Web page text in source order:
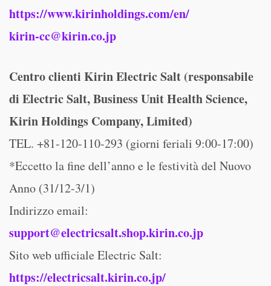
https://www.kirinholdings.com/en/
kirin-cc@kirin.co.jp
Centro clienti Kirin Electric Salt (responsabile
di Electric Salt, Business Unit Health Science,
Kirin Holdings Company, Limited)
TEL. +81-120-110-293 (giorni feriali 9:00-17:00)
*Eccetto la fine dell’anno e le festività del Nuovo
Anno (31/12-3/1)
Indirizzo email:
support@electricsalt.shop.kirin.co.jp
Sito web ufficiale Electric Salt:
https://electricsalt.kirin.co.jp/